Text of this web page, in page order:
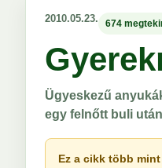
2010.05.23. 674
Ügyeskezű
egy felnőtt buli
Ez a cikk több